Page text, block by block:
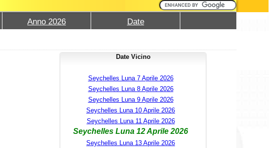
Anno 2026 Date
Date Vicino
Seychelles Luna 7 Aprile 2026
Seychelles Luna 8 Aprile 2026
Seychelles Luna 9 Aprile 2026
Seychelles Luna 10 Aprile 2026
Seychelles Luna 11 Aprile 2026
Seychelles Luna 12 Aprile 2026
Seychelles Luna 13 Aprile 2026